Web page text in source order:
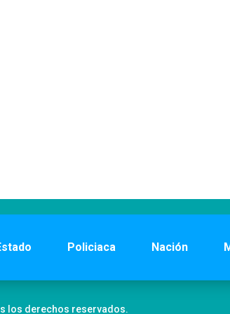
Policiaca Nación
los derechos reservados.